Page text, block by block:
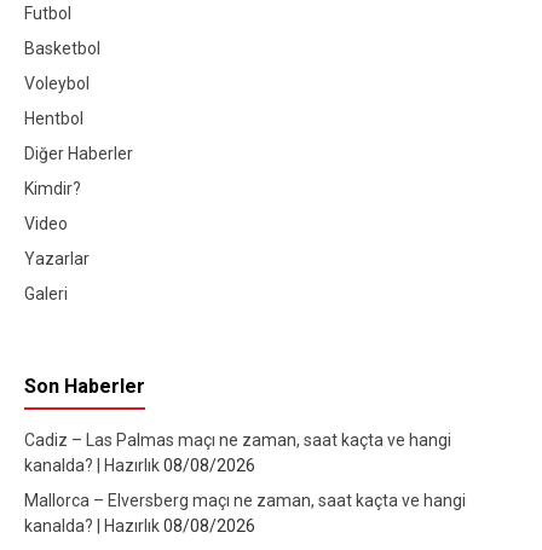
Futbol
Basketbol
Voleybol
Hentbol
Diğer Haberler
Kimdir?
Video
Yazarlar
Galeri
Son Haberler
Cadiz – Las Palmas maçı ne zaman, saat kaçta ve hangi
kanalda? | Hazırlık08/08/2026
Mallorca – Elversberg maçı ne zaman, saat kaçta ve hangi
kanalda? | Hazırlık08/08/2026